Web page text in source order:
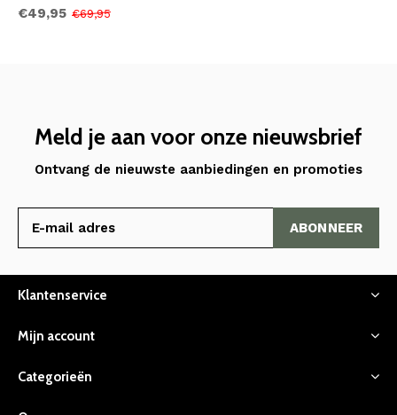
€49,95 €69,95
Meld je aan voor onze nieuwsbrief
Ontvang de nieuwste aanbiedingen en promoties
ABONNEER
Klantenservice
Mijn account
Categorieën